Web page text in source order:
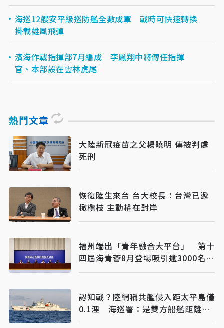
海巡12艘安平級巡防艦全數成軍 戰時可快速轉換
掛載雄風飛彈
濱海作戰指揮部7月編成 李鳳翔中將傳任指揮
官、本部設在雲林虎尾
熱門文章
大陸新冠疫苗之父楊曉明 傳被判處
死刑
恢復陸生來台 台大校長：台灣已遞
橄欖枝 主動權在對岸
福州端出「青年融合大平台」 第十
四屆海青薈8月登場吸引逾3000名台
青交流
認知戰？陸網稱共艦侵入距太平島僅
0.1浬 海巡署：是雙方船艦距離、
已強勢驅離